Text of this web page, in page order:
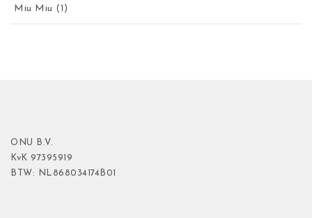
Miu Miu (1)
ONU B.V.
KvK 97395919
BTW: NL868034174B01